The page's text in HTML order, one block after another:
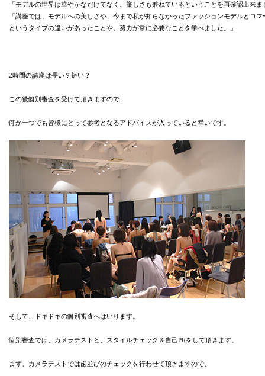
「モデルの世界は華やかなだけでなく、厳しさも兼ねているということを再確認出来ま
「講座では、モデルへの美しさや、今まで私が知らなかったファッションモデルとコ
というタイプの違いがあったことや、努力が常に必要なことを学べました。」
2時間の講座は長い？短い？
この後個別審査を受けて頂きますので、
何か一つでも皆様にとって参考となるアドバイスが入っていると幸いです。
そして、ドキドキの個別審査へはいります。
個別審査では、カメラテストと、スタイルチェック＆自己PRをして頂きます。
まず、カメラテストでは歯並びのチェックを行わせて頂きますので、